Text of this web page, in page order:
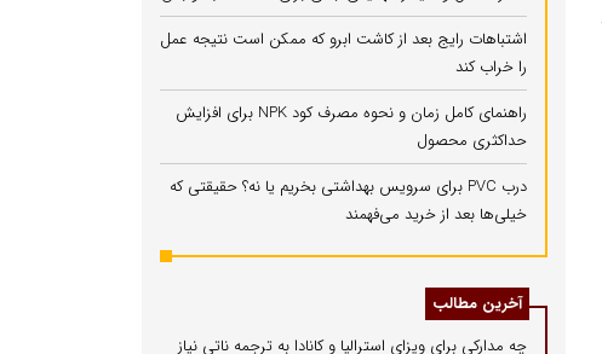
اشتباهات رایج بعد از کاشت ابرو که ممکن است نتیجه عمل
را خراب کند
راهنمای کامل زمان و نحوه مصرف کود NPK برای افزایش
حداکثری محصول
درب PVC برای سرویس بهداشتی بخریم یا نه؟ حقیقتی که
خیلی‌ها بعد از خرید می‌فهمند
آخرین مطالب
چه مدارکی برای ویزای استرالیا و کانادا به ترجمه ناتی نیاز